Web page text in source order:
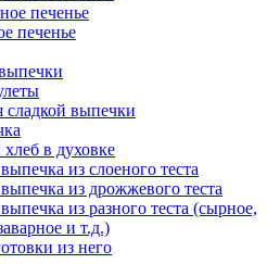
печенье
печенье
сладкой выпечки
в духовке
из слоеного теста
из дрожжевого теста
из разного теста (сырное,
и т.д.)
из него